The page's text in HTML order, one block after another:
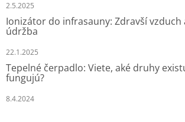
2.5.2025
Ionizátor do infrasauny: Zdravší vzduch
údržba
22.1.2025
Tepelné čerpadlo: Viete, aké druhy
fungujú?
8.4.2024